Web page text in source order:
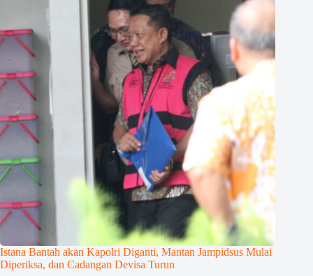
Istana Bantah akan Kapolri Diganti, Mantan Jampidsus Mulai
Diperiksa, dan Cadangan Devisa Turun